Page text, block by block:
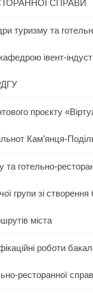
СПРАВИ
туризму та
івент-
проєкту
Кам’янця-
та готельно-
групи зі створення
міста
роботи
ресторанної